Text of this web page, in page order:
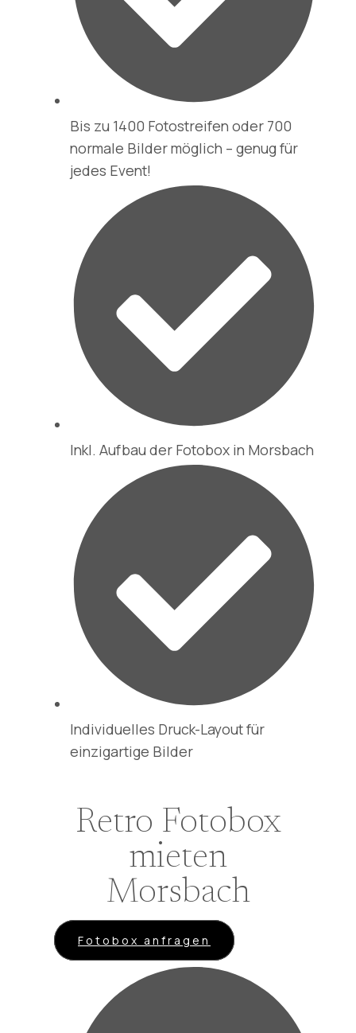
Bis zu 1400 Fotostreifen oder 700
normale Bilder möglich – genug für
jedes Event!
Inkl. Aufbau der Fotobox in Morsbach
Individuelles Druck-Layout für
einzigartige Bilder
Retro Fotobox
mieten
Morsbach
Fotobox anfragen